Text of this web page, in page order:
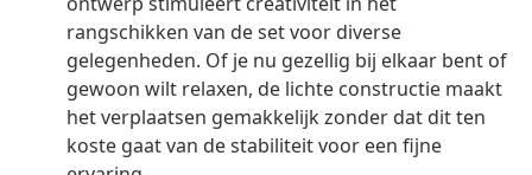
rangschikken van de set voor diverse
gelegenheden. Of je nu gezellig bij elkaar bent of
gewoon wilt relaxen, de lichte constructie maakt
het verplaatsen gemakkelijk zonder dat dit ten
koste gaat van de stabiliteit voor een fijne